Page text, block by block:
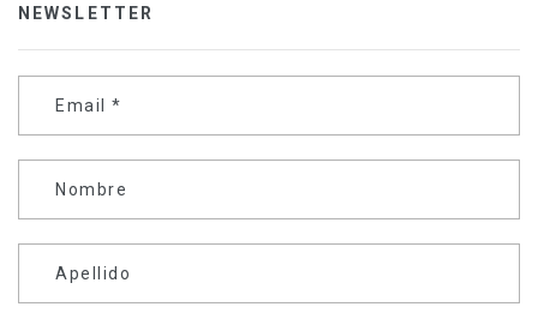
NEWSLETTER
Email *
Nombre
Apellido